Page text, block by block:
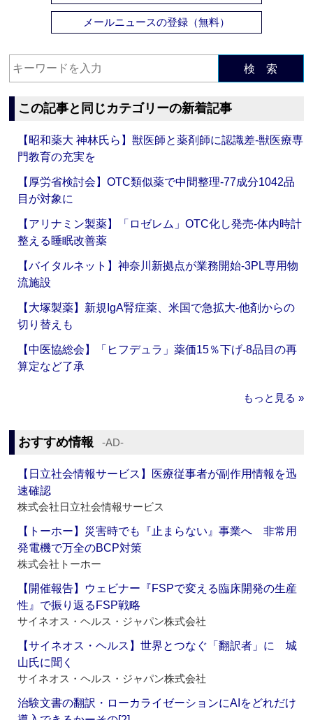
メールニュースの登録（無料）
検 索
この記事と同じカテゴリーの新着記事
【昭和薬大 神林氏ら】獣医師と薬剤師に認識差‐獣医療専
門教育の充実を
【厚労省検討会】OTC類似薬で中間整理‐77成分1042品
目が対象に
【アリナミン製薬】「ロゼレム」OTC化し発売‐体内時計
整える睡眠改善薬
【バイタルネット】神奈川新拠点が業務開始‐3PL専用物
流施設
【大塚製薬】新規IgA腎症薬、米国で急拡大‐他剤からの
切り替えも
【中医協総会】「ヒフデュラ」薬価15％下げ‐8品目の再
算定など了承
もっと見る »
おすすめ情報 ‐AD‐
【日立社会情報サービス】医療従事者が副作用情報を迅
速確認
株式会社日立社会情報サービス
【トーホー】災害時でも『止まらない』事業へ 非常用
発電機で万全のBCP対策
株式会社トーホー
【開催報告】ウェビナー『FSPで変える臨床開発の生産
性』で振り返るFSP戦略
サイネオス・ヘルス・ジャパン株式会社
【サイネオス・ヘルス】世界とつなぐ「翻訳者」に 城
山氏に聞く
サイネオス・ヘルス・ジャパン株式会社
治験文書の翻訳・ローカライゼーションにAIをどれだけ